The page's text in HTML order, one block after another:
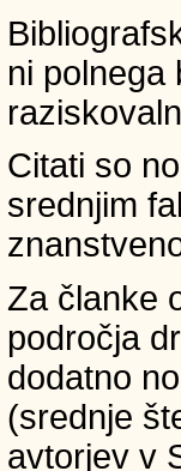
ni polnega
Citati so
srednjim
Za članke
področja
dodatno
(srednje
avtorjev v